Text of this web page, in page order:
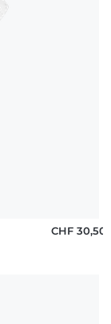
CHF 30,50